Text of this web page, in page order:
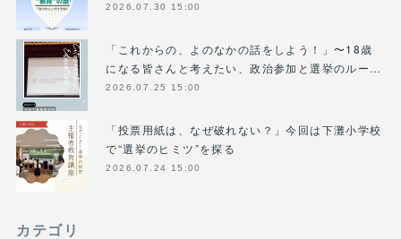
2026.07.30 15:00
「これからの、よのなかの話をしよう！」〜18歳
になる皆さんと考えたい、政治参加と選挙のルー…
2026.07.25 15:00
「投票用紙は、なぜ破れない？」今回は下灘小学校
で“選挙のヒミツ”を探る
2026.07.24 15:00
カテゴリ